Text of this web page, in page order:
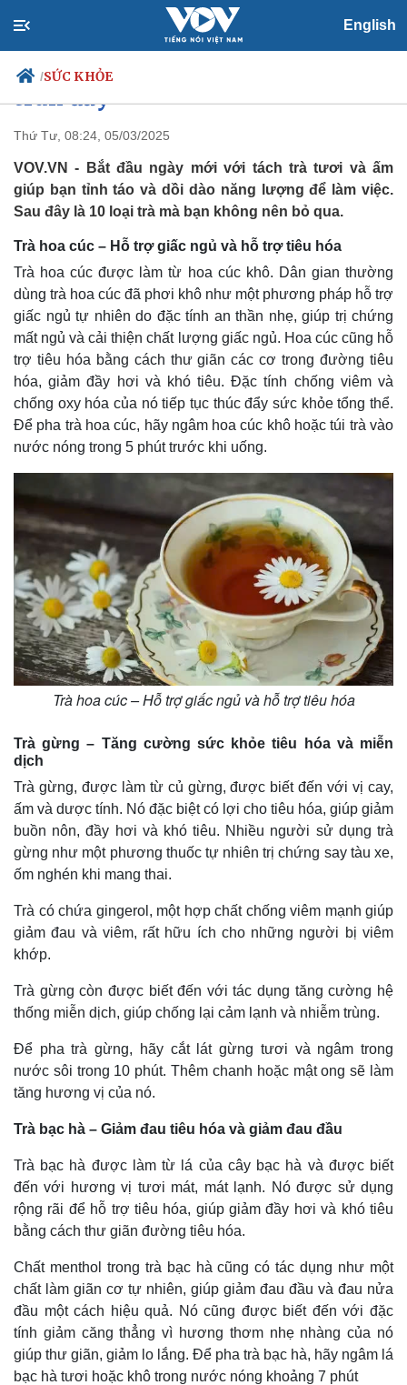
English
/SỨC KHỎE
Chính trị
Đảng
Tổ chức nhân sự
Nhận diện sự thật
Xã hội
Tin 24h
Dự báo thời tiết
Dấu ấn VOV
Việc làm
Biển đảo
Thế giới
Quan sát
Cuộc sống đó đây
Hồ sơ
Video
Ảnh
E-Magazine
Infographic
10 loại trà nên thưởng thức vào
buổi sáng để năng lượng luôn
tràn đầy
Thứ Tư, 08:24, 05/03/2025
VOV.VN - Bắt đầu ngày mới với tách trà tươi và ấm
giúp bạn tỉnh táo và dồi dào năng lượng để làm việc.
Sau đây là 10 loại trà mà bạn không nên bỏ qua.
Trà hoa cúc – Hỗ trợ giấc ngủ và hỗ trợ tiêu hóa
Trà hoa cúc được làm từ hoa cúc khô. Dân gian thường
dùng trà hoa cúc đã phơi khô như một phương pháp hỗ trợ
giấc ngủ tự nhiên do đặc tính an thần nhẹ, giúp trị chứng
mất ngủ và cải thiện chất lượng giấc ngủ. Hoa cúc cũng hỗ
trợ tiêu hóa bằng cách thư giãn các cơ trong đường tiêu
hóa, giảm đầy hơi và khó tiêu. Đặc tính chống viêm và
chống oxy hóa của nó tiếp tục thúc đẩy sức khỏe tổng thể.
Để pha trà hoa cúc, hãy ngâm hoa cúc khô hoặc túi trà vào
nước nóng trong 5 phút trước khi uống.
Trà hoa cúc – Hỗ trợ giấc ngủ và hỗ trợ tiêu hóa
Trà gừng – Tăng cường sức khỏe tiêu hóa và miễn
dịch
Trà gừng, được làm từ củ gừng, được biết đến với vị cay,
ấm và dược tính. Nó đặc biệt có lợi cho tiêu hóa, giúp giảm
buồn nôn, đầy hơi và khó tiêu. Nhiều người sử dụng trà
gừng như một phương thuốc tự nhiên trị chứng say tàu xe,
ốm nghén khi mang thai.
Trà có chứa gingerol, một hợp chất chống viêm mạnh giúp
giảm đau và viêm, rất hữu ích cho những người bị viêm
khớp.
Trà gừng còn được biết đến với tác dụng tăng cường hệ
thống miễn dịch, giúp chống lại cảm lạnh và nhiễm trùng.
Để pha trà gừng, hãy cắt lát gừng tươi và ngâm trong
nước sôi trong 10 phút. Thêm chanh hoặc mật ong sẽ làm
tăng hương vị của nó.
Trà bạc hà – Giảm đau tiêu hóa và giảm đau đầu
Trà bạc hà được làm từ lá của cây bạc hà và được biết
đến với hương vị tươi mát, mát lạnh. Nó được sử dụng
rộng rãi để hỗ trợ tiêu hóa, giúp giảm đầy hơi và khó tiêu
bằng cách thư giãn đường tiêu hóa.
Chất menthol trong trà bạc hà cũng có tác dụng như một
chất làm giãn cơ tự nhiên, giúp giảm đau đầu và đau nửa
đầu một cách hiệu quả. Nó cũng được biết đến với đặc
tính giảm căng thẳng vì hương thơm nhẹ nhàng của nó
giúp thư giãn, giảm lo lắng. Để pha trà bạc hà, hãy ngâm lá
bạc hà tươi hoặc khô trong nước nóng khoảng 7 phút